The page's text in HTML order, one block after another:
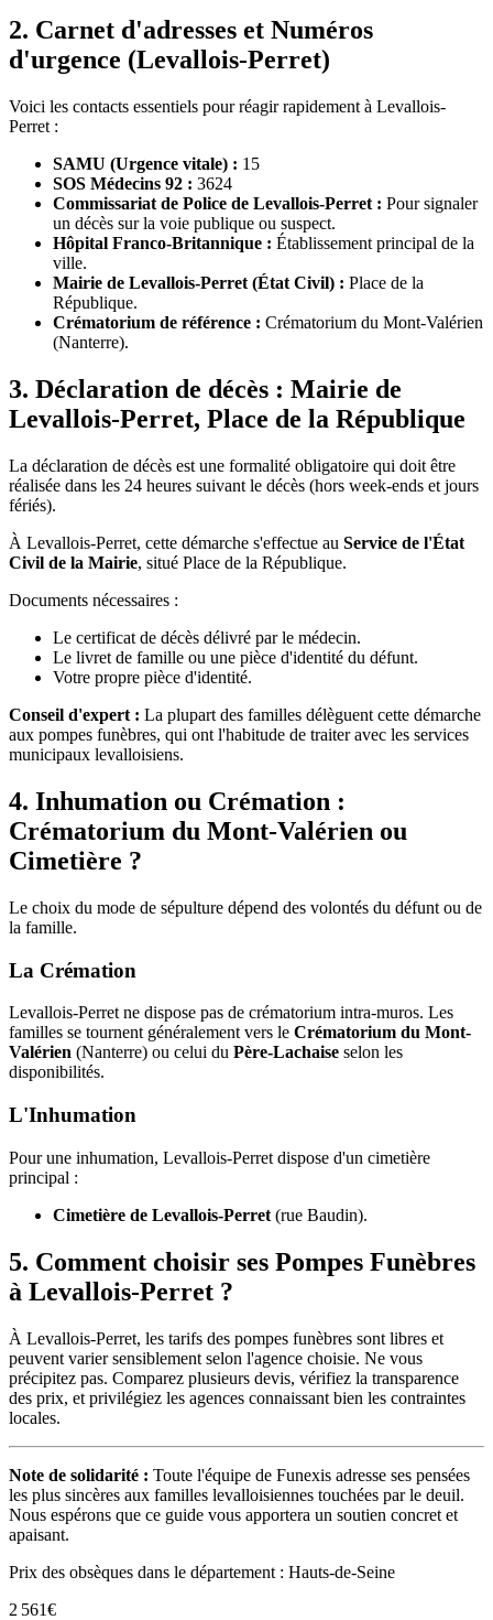
2. Carnet d'adresses et Numéros
d'urgence (Levallois-Perret)
Voici les contacts essentiels pour réagir rapidement à Levallois-
Perret :
SAMU (Urgence vitale) : 15
SOS Médecins 92 : 3624
Commissariat de Police de Levallois-Perret : Pour signaler
un décès sur la voie publique ou suspect.
Hôpital Franco-Britannique : Établissement principal de la
ville.
Mairie de Levallois-Perret (État Civil) : Place de la
République.
Crématorium de référence : Crématorium du Mont-Valérien
(Nanterre).
3. Déclaration de décès : Mairie de
Levallois-Perret, Place de la République
La déclaration de décès est une formalité obligatoire qui doit être
réalisée dans les 24 heures suivant le décès (hors week-ends et jours
fériés).
À Levallois-Perret, cette démarche s'effectue au Service de l'État
Civil de la Mairie, situé Place de la République.
Documents nécessaires :
Le certificat de décès délivré par le médecin.
Le livret de famille ou une pièce d'identité du défunt.
Votre propre pièce d'identité.
Conseil d'expert : La plupart des familles délèguent cette démarche
aux pompes funèbres, qui ont l'habitude de traiter avec les services
municipaux levalloisiens.
4. Inhumation ou Crémation :
Crématorium du Mont-Valérien ou
Cimetière ?
Le choix du mode de sépulture dépend des volontés du défunt ou de
la famille.
La Crémation
Levallois-Perret ne dispose pas de crématorium intra-muros. Les
familles se tournent généralement vers le Crématorium du Mont-
Valérien (Nanterre) ou celui du Père-Lachaise selon les
disponibilités.
L'Inhumation
Pour une inhumation, Levallois-Perret dispose d'un cimetière
principal :
Cimetière de Levallois-Perret (rue Baudin).
5. Comment choisir ses Pompes Funèbres
à Levallois-Perret ?
À Levallois-Perret, les tarifs des pompes funèbres sont libres et
peuvent varier sensiblement selon l'agence choisie. Ne vous
précipitez pas. Comparez plusieurs devis, vérifiez la transparence
des prix, et privilégiez les agences connaissant bien les contraintes
locales.
Note de solidarité : Toute l'équipe de Funexis adresse ses pensées
les plus sincères aux familles levalloisiennes touchées par le deuil.
Nous espérons que ce guide vous apportera un soutien concret et
apaisant.
Prix des obsèques dans le département : Hauts-de-Seine
2 561€